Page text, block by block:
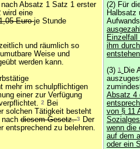
Absatz 1 Satz 1 erster
wird eine
Euroje Stunde
und räumlich so
Weise und
werden kann.
mehr im schulpflichtigen
einer zur Verfügung
2
Bei
solchen Tätigkeit besteht
nach diesem Gesetz.3
Der
entsprechend zu belehren.
(2) Für
Halbsatz
Einzelfall
ihm
(3) 1
Die
Absatz 4
von § 11
wenn die
auf dem
oder ein